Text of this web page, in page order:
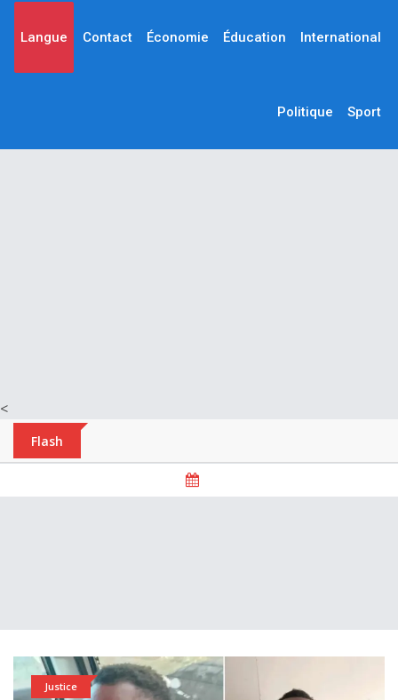
<
Langue Contact Économie Éducation International
Politique Sport
Flash
Justice